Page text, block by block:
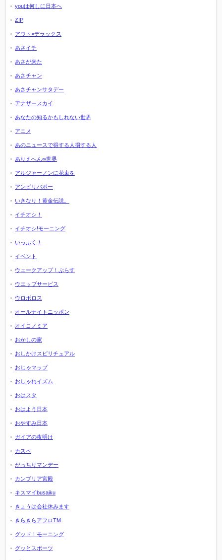
youは何しに日本へ
ZIP
アウト×デラックス
あさイチ
あさが来た
あさチャン
あさチャンサタデー
アナザースカイ
あなたの知るかもしれない世界
アニメ
あのニュースで得する人損する人
ありえへん∞世界
アルジャーノンに花束を
アンビリバボー
いきなり！黄金伝説。
イチオシ！
イチオシ!モーニング
いっぷく！
イベント
ウェークアップ！ぷらす
ウエッブサービス
ウロボロス
オールナイトニッポン
オイコノミア
おかしの家
おしかけスピリチュアル
おじゃマップ
おしゃれイズム
おはスタ
おはよう日本
おやすみ日本
ガイアの夜明け
カスペ
がっちりマンデー
カンブリア宮殿
キスマイbusaiku
きょうは会社休みます
きらきらアフロTM
グッド！モーニング
グッとスポーツ